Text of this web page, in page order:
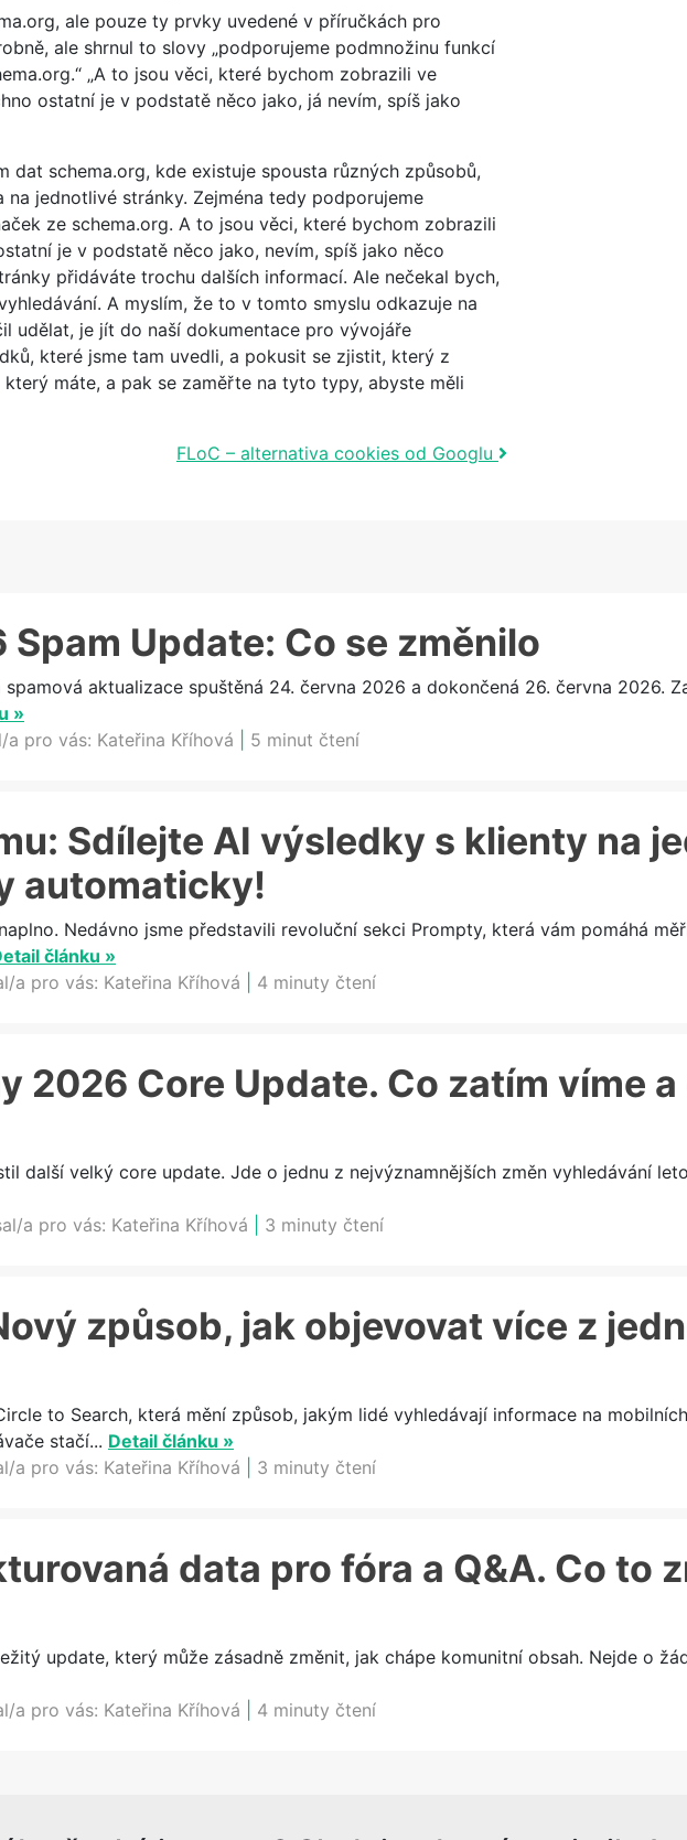
ale pouze ty prvky uvedené v příručkách pro
ale shrnul to slovy „podporujeme podmnožinu funkcí
„A to jsou věci, které bychom zobrazili ve
ostatní je v podstatě něco jako, já nevím, spíš jako
schema.org, kde existuje spousta různých způsobů,
jednotlivé stránky. Zejména tedy podporujeme
ze schema.org. A to jsou věci, které bychom zobrazili
je v podstatě něco jako, nevím, spíš jako něco
přidáváte trochu dalších informací. Ale nečekal bych,
A myslím, že to v tomto smyslu odkazuje na
udělat, je jít do naší dokumentace pro vývojáře
které jsme tam uvedli, a pokusit se zjistit, který z
máte, a pak se zaměřte na tyto typy, abyste měli
FLoC – alternativa cookies od Googlu
Update: Co se změnilo
aktualizace spuštěná 24. června 2026 a dokončená 26. června 2026.
»
a pro vás: Kateřina Kříhová 5 minut čtení
Sdílejte AI výsledky s klienty na
automaticky!
Nedávno jsme představili revoluční sekci Prompty, která vám pomáhá
článku »
a pro vás: Kateřina Kříhová 4 minuty čtení
2026 Core Update. Co zatím víme a
další velký core update. Jde o jednu z nejvýznamnějších změn vyhledávání
a pro vás: Kateřina Kříhová 3 minuty čtení
způsob, jak objevovat více z
to Search, která mění způsob, jakým lidé vyhledávají informace na
stačí... Detail článku »
a pro vás: Kateřina Kříhová 3 minuty čtení
data pro fóra a Q&A. Co to
update, který může zásadně změnit, jak chápe komunitní obsah. Nejde o
a pro vás: Kateřina Kříhová 4 minuty čtení